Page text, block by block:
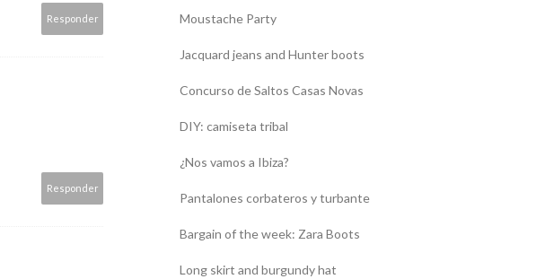
Responder
Responder
Moustache Party
Jacquard jeans and Hunter boots
Concurso de Saltos Casas Novas
DIY: camiseta tribal
¿Nos vamos a Ibiza?
Pantalones corbateros y turbante
Bargain of the week: Zara Boots
Long skirt and burgundy hat